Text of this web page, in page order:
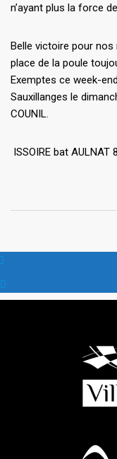
n’ayant plus la force
Belle victoire pour nos
place de la poule
Exemptes ce week-
Sauxillanges le
COUNIL.
ISSOIRE bat